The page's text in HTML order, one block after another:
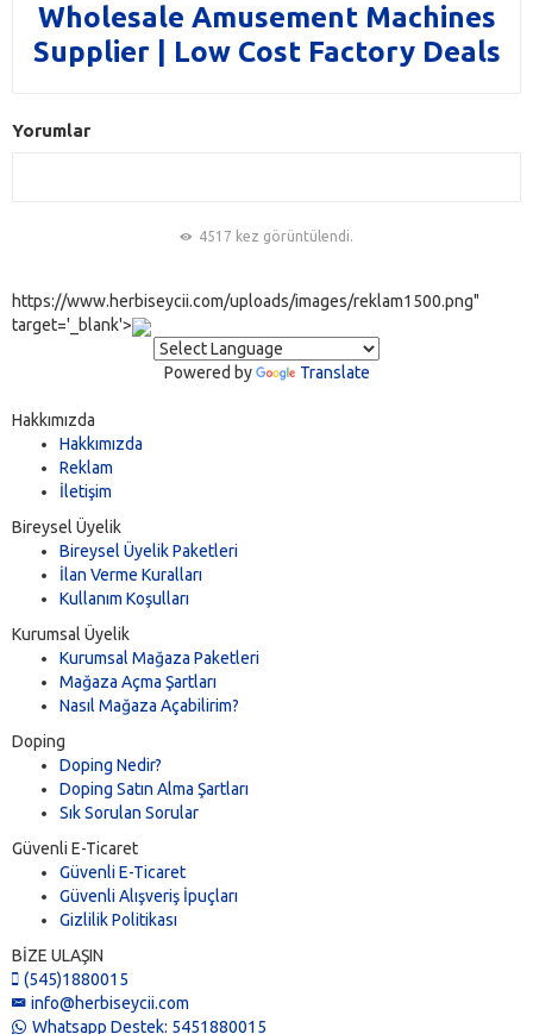
Wholesale Amusement Machines
Supplier | Low Cost Factory Deals
Yorumlar
4517 kez görüntülendi.
https://www.herbiseycii.com/uploads/images/reklam1500.png"
target='_blank'>
Powered by Translate
Hakkımızda
Hakkımızda
Reklam
İletişim
Bireysel Üyelik
Bireysel Üyelik Paketleri
İlan Verme Kuralları
Kullanım Koşulları
Kurumsal Üyelik
Kurumsal Mağaza Paketleri
Mağaza Açma Şartları
Nasıl Mağaza Açabilirim?
Doping
Doping Nedir?
Doping Satın Alma Şartları
Sık Sorulan Sorular
Güvenli E-Ticaret
Güvenli E-Ticaret
Güvenli Alışveriş İpuçları
Gizlilik Politikası
BİZE ULAŞIN
(545)1880015
info@herbiseycii.com
Whatsapp Destek: 5451880015